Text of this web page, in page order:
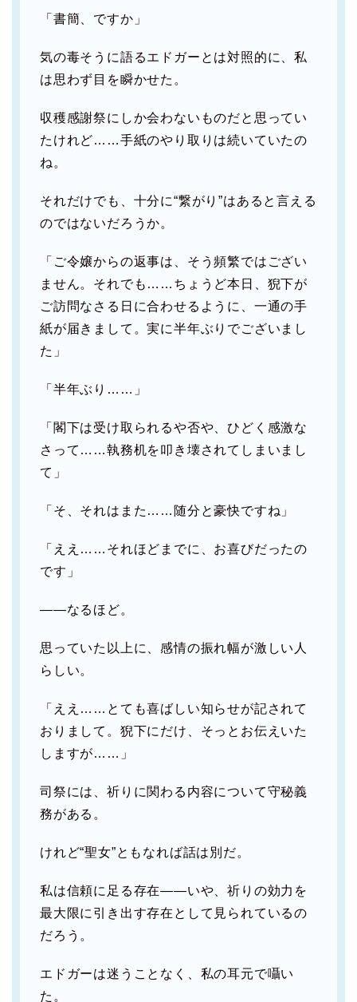
「書簡、ですか」
気の毒そうに語るエドガーとは対照的に、私
は思わず目を瞬かせた。
収穫感謝祭にしか会わないものだと思ってい
たけれど……手紙のやり取りは続いていたの
ね。
それだけでも、十分に“繋がり”はあると言える
のではないだろうか。
「ご令嬢からの返事は、そう頻繁ではござい
ません。それでも……ちょうど本日、猊下が
ご訪問なさる日に合わせるように、一通の手
紙が届きまして。実に半年ぶりでございまし
た」
「半年ぶり……」
「閣下は受け取られるや否や、ひどく感激な
さって……執務机を叩き壊されてしまいまし
て」
「そ、それはまた……随分と豪快ですね」
「ええ……それほどまでに、お喜びだったの
です」
――なるほど。
思っていた以上に、感情の振れ幅が激しい人
らしい。
「ええ……とても喜ばしい知らせが記されて
おりまして。猊下にだけ、そっとお伝えいた
しますが……」
司祭には、祈りに関わる内容について守秘義
務がある。
けれど“聖女”ともなれば話は別だ。
私は信頼に足る存在――いや、祈りの効力を
最大限に引き出す存在として見られているの
だろう。
エドガーは迷うことなく、私の耳元で囁い
た。